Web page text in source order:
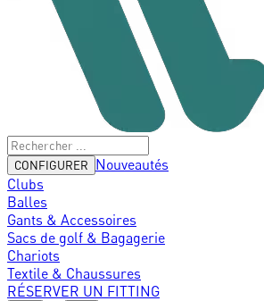
CONFIGURER
Nouveautés
Clubs
Balles
Gants & Accessoires
Sacs de golf & Bagagerie
Chariots
Textile & Chaussures
RÉSERVER UN FITTING